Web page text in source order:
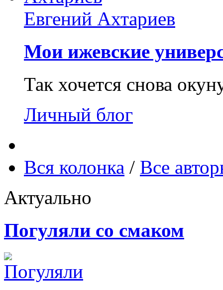
Евгений Ахтариев
Мои ижевские
Так хочется снова
Личный блог
Вся колонка / Все
Актуально
Погуляли со смаком